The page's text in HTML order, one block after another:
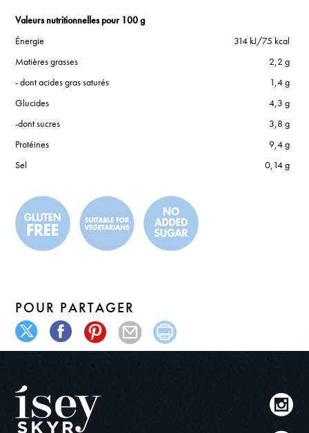
Valeurs nutritionnelles pour 100 g
Énergie
314 kJ/75 kcal
Matières grasses
- dont acides gras saturés
2,2 g
1,4 g
Glucides
-dont sucres
4,3 g
3,8 g
Protéines
9,4 g
Sel
0,14 g
POUR PARTAGER